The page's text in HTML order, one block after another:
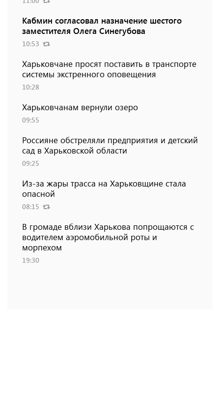
Кабмин согласовал назначение шестого
заместителя Олега Синегубова
10:53
Харьковчане просят поставить в транспорте
системы экстренного оповещения
10:28
Харьковчанам вернули озеро
09:55
Россияне обстреляли предприятия и детский
сад в Харьковской области
09:25
Из-за жары трасса на Харьковщине стала
опасной
08:15
В громаде вблизи Харькова попрощаются с
водителем аэромобильной роты и
морпехом
19:30